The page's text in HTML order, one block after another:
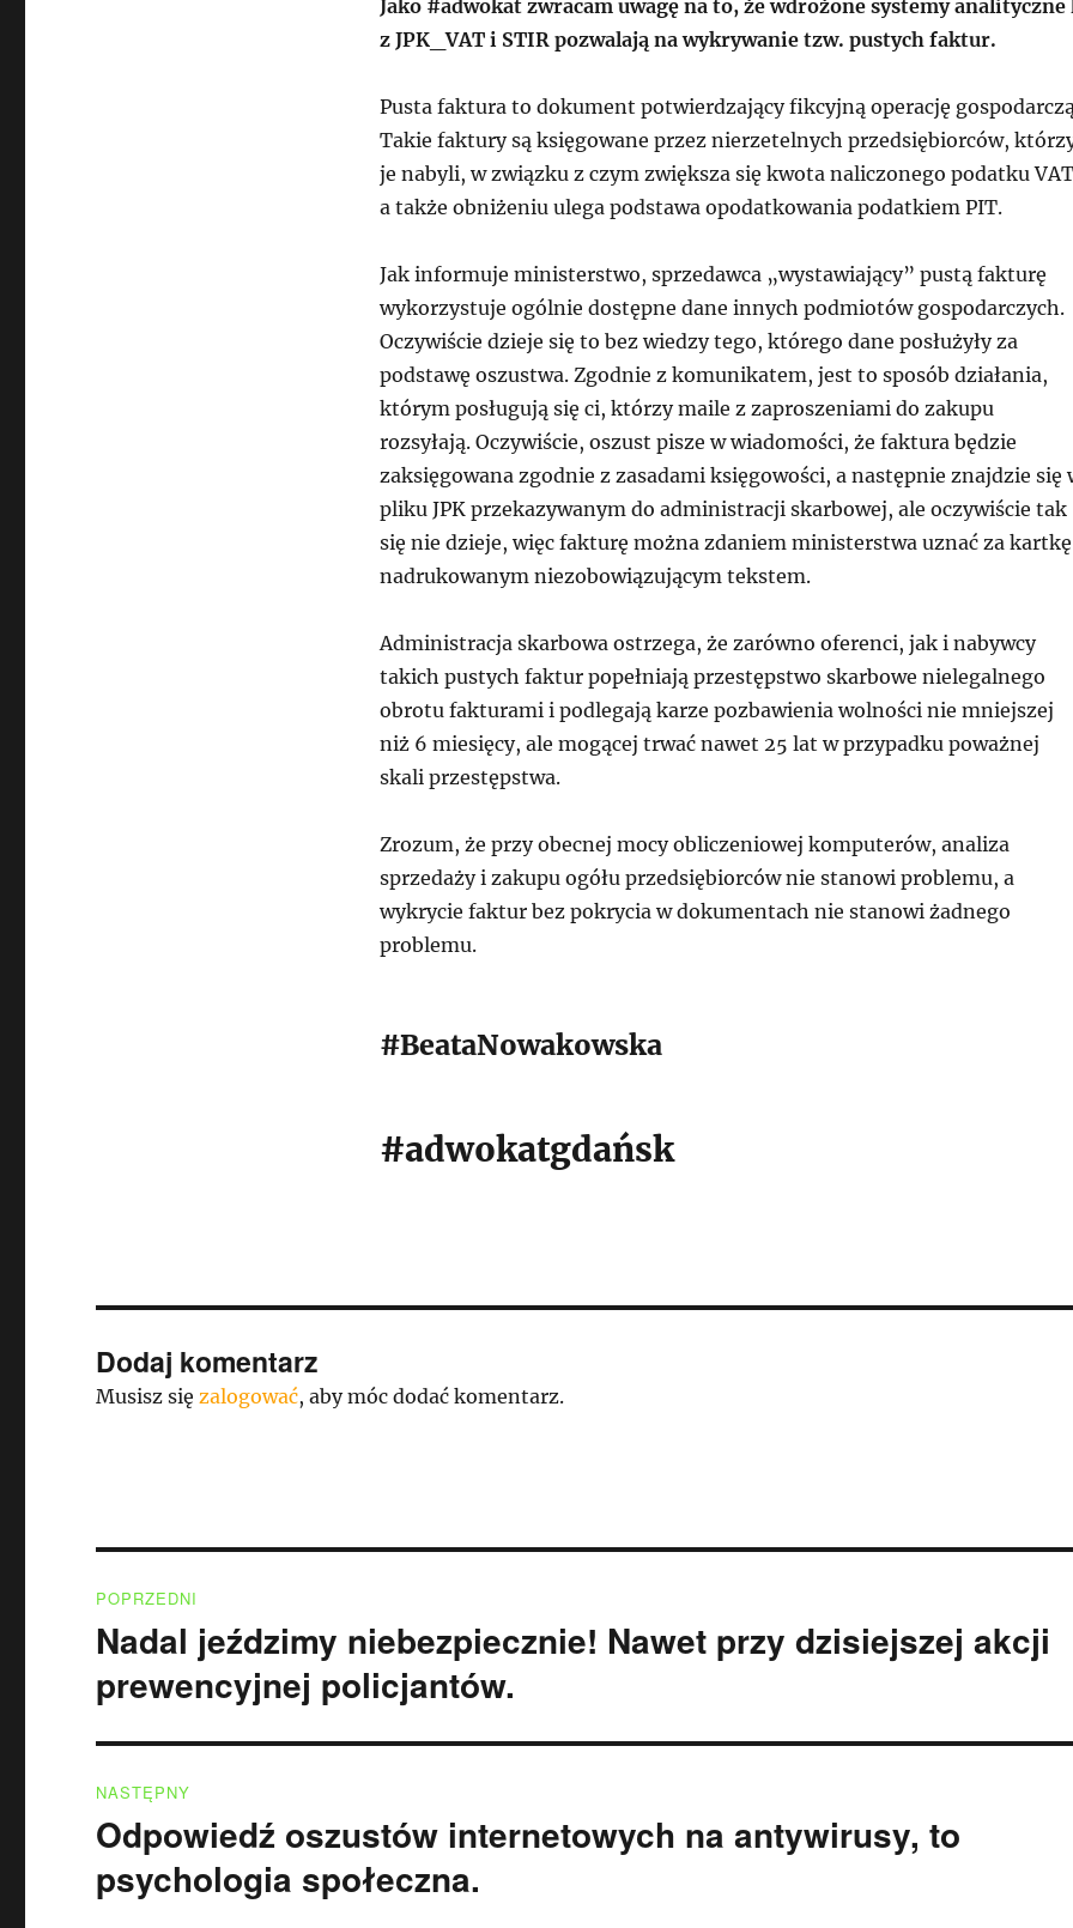
Jako #adwokat zwracam uwagę na to, że wdrożone systemy analityczne
z JPK_VAT i STIR pozwalają na wykrywanie tzw. pustych faktur.
Pusta faktura to dokument potwierdzający fikcyjną operację
Takie faktury są księgowane przez nierzetelnych przedsiębiorców,
je nabyli, w związku z czym zwiększa się kwota naliczonego podatku
a także obniżeniu ulega podstawa opodatkowania podatkiem PIT.
Jak informuje ministerstwo, sprzedawca „wystawiający” pustą fakturę
wykorzystuje ogólnie dostępne dane innych podmiotów gospodarczych.
Oczywiście dzieje się to bez wiedzy tego, którego dane posłużyły za
podstawę oszustwa. Zgodnie z komunikatem, jest to sposób działania,
którym posługują się ci, którzy maile z zaproszeniami do zakupu
rozsyłają. Oczywiście, oszust pisze w wiadomości, że faktura będzie
zaksięgowana zgodnie z zasadami księgowości, a następnie znajdzie się
pliku JPK przekazywanym do administracji skarbowej, ale oczywiście tak
się nie dzieje, więc fakturę można zdaniem ministerstwa uznać za
nadrukowanym niezobowiązującym tekstem.
Administracja skarbowa ostrzega, że zarówno oferenci, jak i nabywcy
takich pustych faktur popełniają przestępstwo skarbowe nielegalnego
obrotu fakturami i podlegają karze pozbawienia wolności nie mniejszej
niż 6 miesięcy, ale mogącej trwać nawet 25 lat w przypadku poważnej
skali przestępstwa.
Zrozum, że przy obecnej mocy obliczeniowej komputerów, analiza
sprzedaży i zakupu ogółu przedsiębiorców nie stanowi problemu, a
wykrycie faktur bez pokrycia w dokumentach nie stanowi żadnego
problemu.
#BeataNowakowska
#adwokatgdańsk
Dodaj komentarz
Musisz się zalogować, aby móc dodać komentarz.
wpisu
POPRZEDNI
Poprzedni
Nadal jeździmy niebezpiecznie! Nawet przy dzisiejszej akcji
prewencyjnej policjantów.
NASTĘPNY
Następny
Odpowiedź oszustów internetowych na antywirusy, to
psychologia społeczna.